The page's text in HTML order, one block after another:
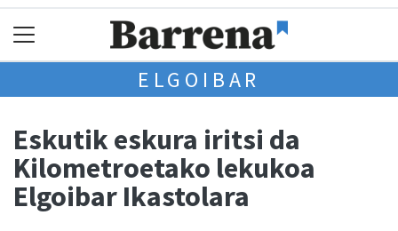
ELGOIBAR
Eskutik eskura iritsi da
Kilometroetako lekukoa
Elgoibar Ikastolara